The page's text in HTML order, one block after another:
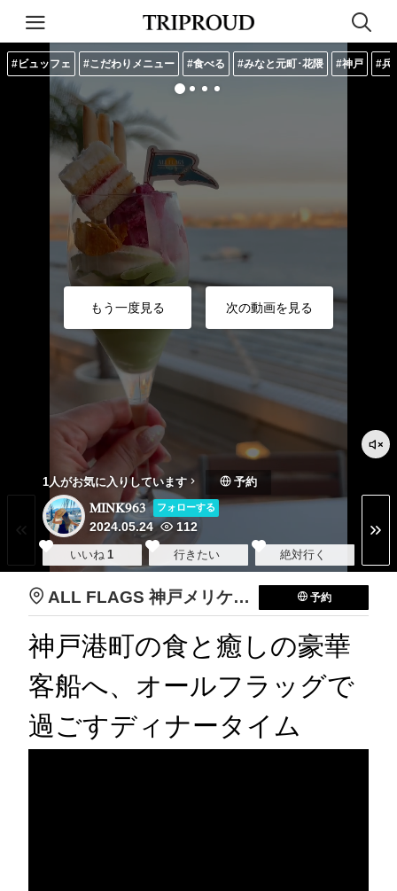
もう一度見る 次の動画を見る
#ビュッフェ #こだわりメニュー #食べる #みなと元町･花隈 #神戸 #兵
1人がお気に入りしています 予約
MINK963 フォローする
2024.05.24 112
いいね 1 行きたい 絶対行く
ALL FLAGS 神戸メリケンパークオリエンタルホテル
神戸港町の食と癒しの豪華
客船へ、オールフラッグで
過ごすディナータイム
予約